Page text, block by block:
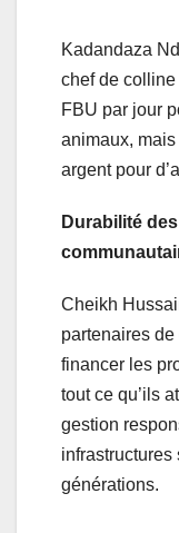
Kadandaza
chef de
FBU par jour
animaux,
argent pour
Durabilité
Cheikh
partenaires
financer les
tout ce qu’ils
gestion
infrastructures
générations.